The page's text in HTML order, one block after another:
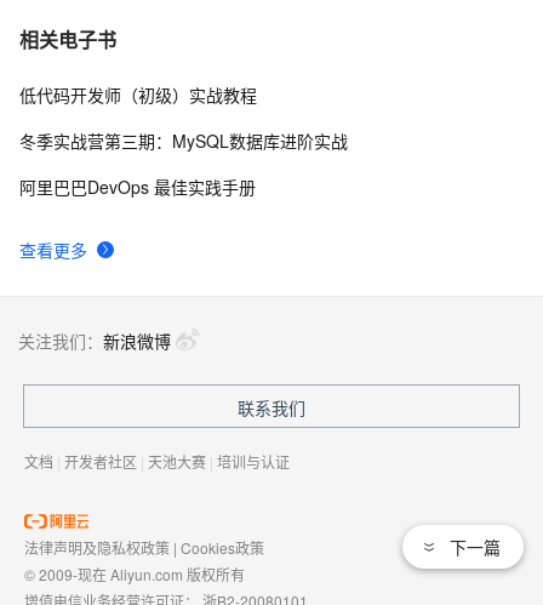
7 Silverlight 结合ArcGis 在地图画面上显示名称+ 点选图层
8 勒索软件指向Flash与Silverlight漏洞
相关电子书
查看更多
低代码开发师（初级）实战教程
冬季实战营第三期：MySQL数据库进阶实战
阿里巴巴DevOps 最佳实践手册
下一篇
关注我们： 新浪微博
联系我们
文档 | 开发者社区 | 天池大赛 | 培训与认证
法律声明及隐私权政策 | Cookies政策
© 2009-现在 Aliyun.com 版权所有
增值电信业务经营许可证： 浙B2-20080101